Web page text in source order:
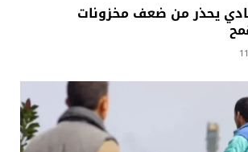
يحذر من ضعف مخزونات